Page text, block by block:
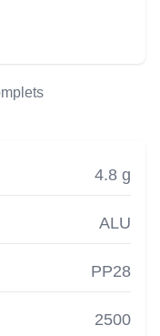
4.8 g
ALU
PP28
2500